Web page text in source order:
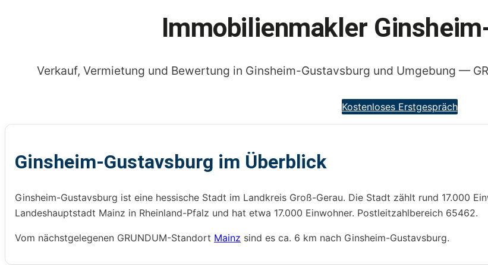
Immobilienmakler
Verkauf, Vermietung und Bewertung in Ginsheim-Gustavsburg und Umgebung —
Kostenloses Erstgespräch
Ginsheim-Gustavsburg im Überblick
Ginsheim-Gustavsburg ist eine hessische Stadt im Landkreis Groß-Gerau. Die Stadt zählt rund 17.000
Landeshauptstadt Mainz in Rheinland-Pfalz und hat etwa 17.000 Einwohner. Postleitzahlbereich 65462.
Vom nächstgelegenen GRUNDUM-Standort Mainz sind es ca. 6 km nach Ginsheim-Gustavsburg.